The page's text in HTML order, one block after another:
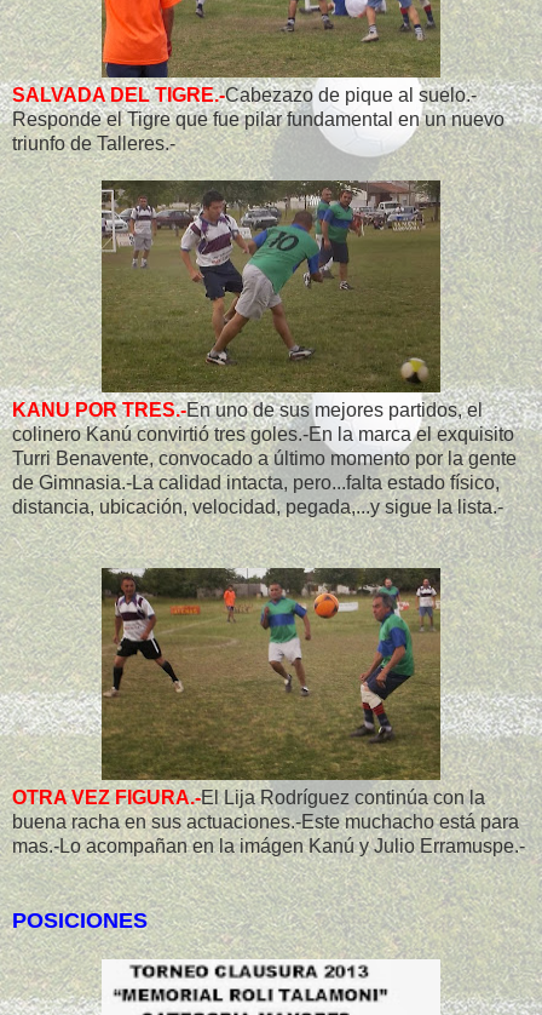
SALVADA DEL TIGRE.-Cabezazo de pique al suelo.-
Responde el Tigre que fue pilar fundamental en un nuevo
triunfo de Talleres.-
KANU POR TRES.-En uno de sus mejores partidos, el
colinero Kanú convirtió tres goles.-En la marca el exquisito
Turri Benavente, convocado a último momento por la gente
de Gimnasia.-La calidad intacta, pero...falta estado físico,
distancia, ubicación, velocidad, pegada,...y sigue la lista.-
OTRA VEZ FIGURA.-El Lija Rodríguez continúa con la
buena racha en sus actuaciones.-Este muchacho está para
mas.-Lo acompañan en la imágen Kanú y Julio Erramuspe.-
POSICIONES